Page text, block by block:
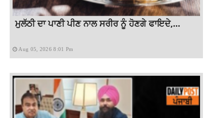
ਮੁਲੱਠੀ ਦਾ ਪਾਣੀ ਪੀਣ ਨਾਲ ਸਰੀਰ ਨੂੰ ਹੋਣਗੇ ਫਾਇਦੇ,...
Aug 05, 2026 8:01 Pm